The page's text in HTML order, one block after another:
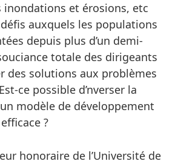
et érosions, etc
auxquels les populations
depuis plus d’un demi-
totale des dirigeants
des solutions aux problèmes
ce possible d’nverser la
modèle de développement
?
honoraire de l’Université de